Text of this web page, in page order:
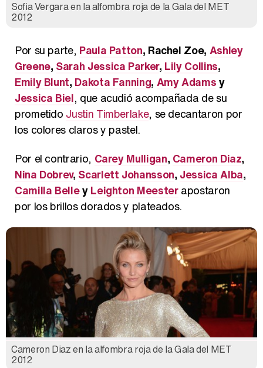
Sofia Vergara en la alfombra roja de la Gala del MET
2012
Por su parte, Paula Patton, Rachel Zoe, Ashley
Greene, Sarah Jessica Parker, Lily Collins,
Emily Blunt, Dakota Fanning, Amy Adamsy
Jessica Biel, que acudió acompañada de su
prometido Justin Timberlake, se decantaron por
los colores claros y pastel.
Por el contrario, Carey Mulligan, Cameron Diaz,
Nina Dobrev, Scarlett Johansson, Jessica Alba,
Camilla BelleyLeighton Meesterapostaron
por los brillos dorados y plateados.
Cameron Diaz en la alfombra roja de la Gala del MET
2012